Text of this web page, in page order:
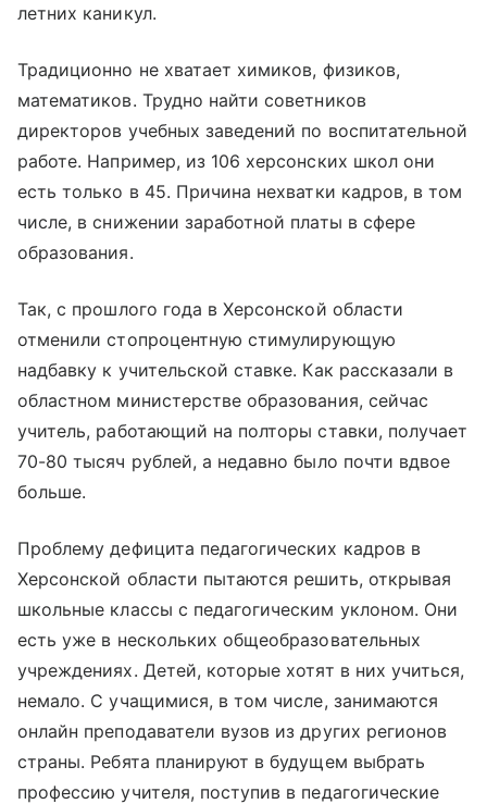
летних каникул.
Традиционно не хватает химиков, физиков,
математиков. Трудно найти советников
директоров учебных заведений по воспитательной
работе. Например, из 106 херсонских школ они
есть только в 45. Причина нехватки кадров, в том
числе, в снижении заработной платы в сфере
образования.
Так, с прошлого года в Херсонской области
отменили стопроцентную стимулирующую
надбавку к учительской ставке. Как рассказали в
областном министерстве образования, сейчас
учитель, работающий на полторы ставки, получает
70-80 тысяч рублей, а недавно было почти вдвое
больше.
Проблему дефицита педагогических кадров в
Херсонской области пытаются решить, открывая
школьные классы с педагогическим уклоном. Они
есть уже в нескольких общеобразовательных
учреждениях. Детей, которые хотят в них учиться,
немало. С учащимися, в том числе, занимаются
онлайн преподаватели вузов из других регионов
страны. Ребята планируют в будущем выбрать
профессию учителя, поступив в педагогические